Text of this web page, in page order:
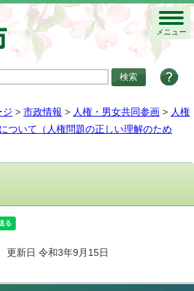
メニュー
ジ > 市政情報 > 人権・男女共同参画 > 人権
ついて（人権問題の正しい理解のため
更新日 令和3年9月15日